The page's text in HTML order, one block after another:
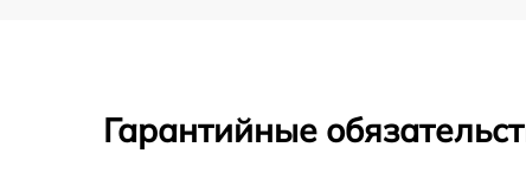
Гарантийные